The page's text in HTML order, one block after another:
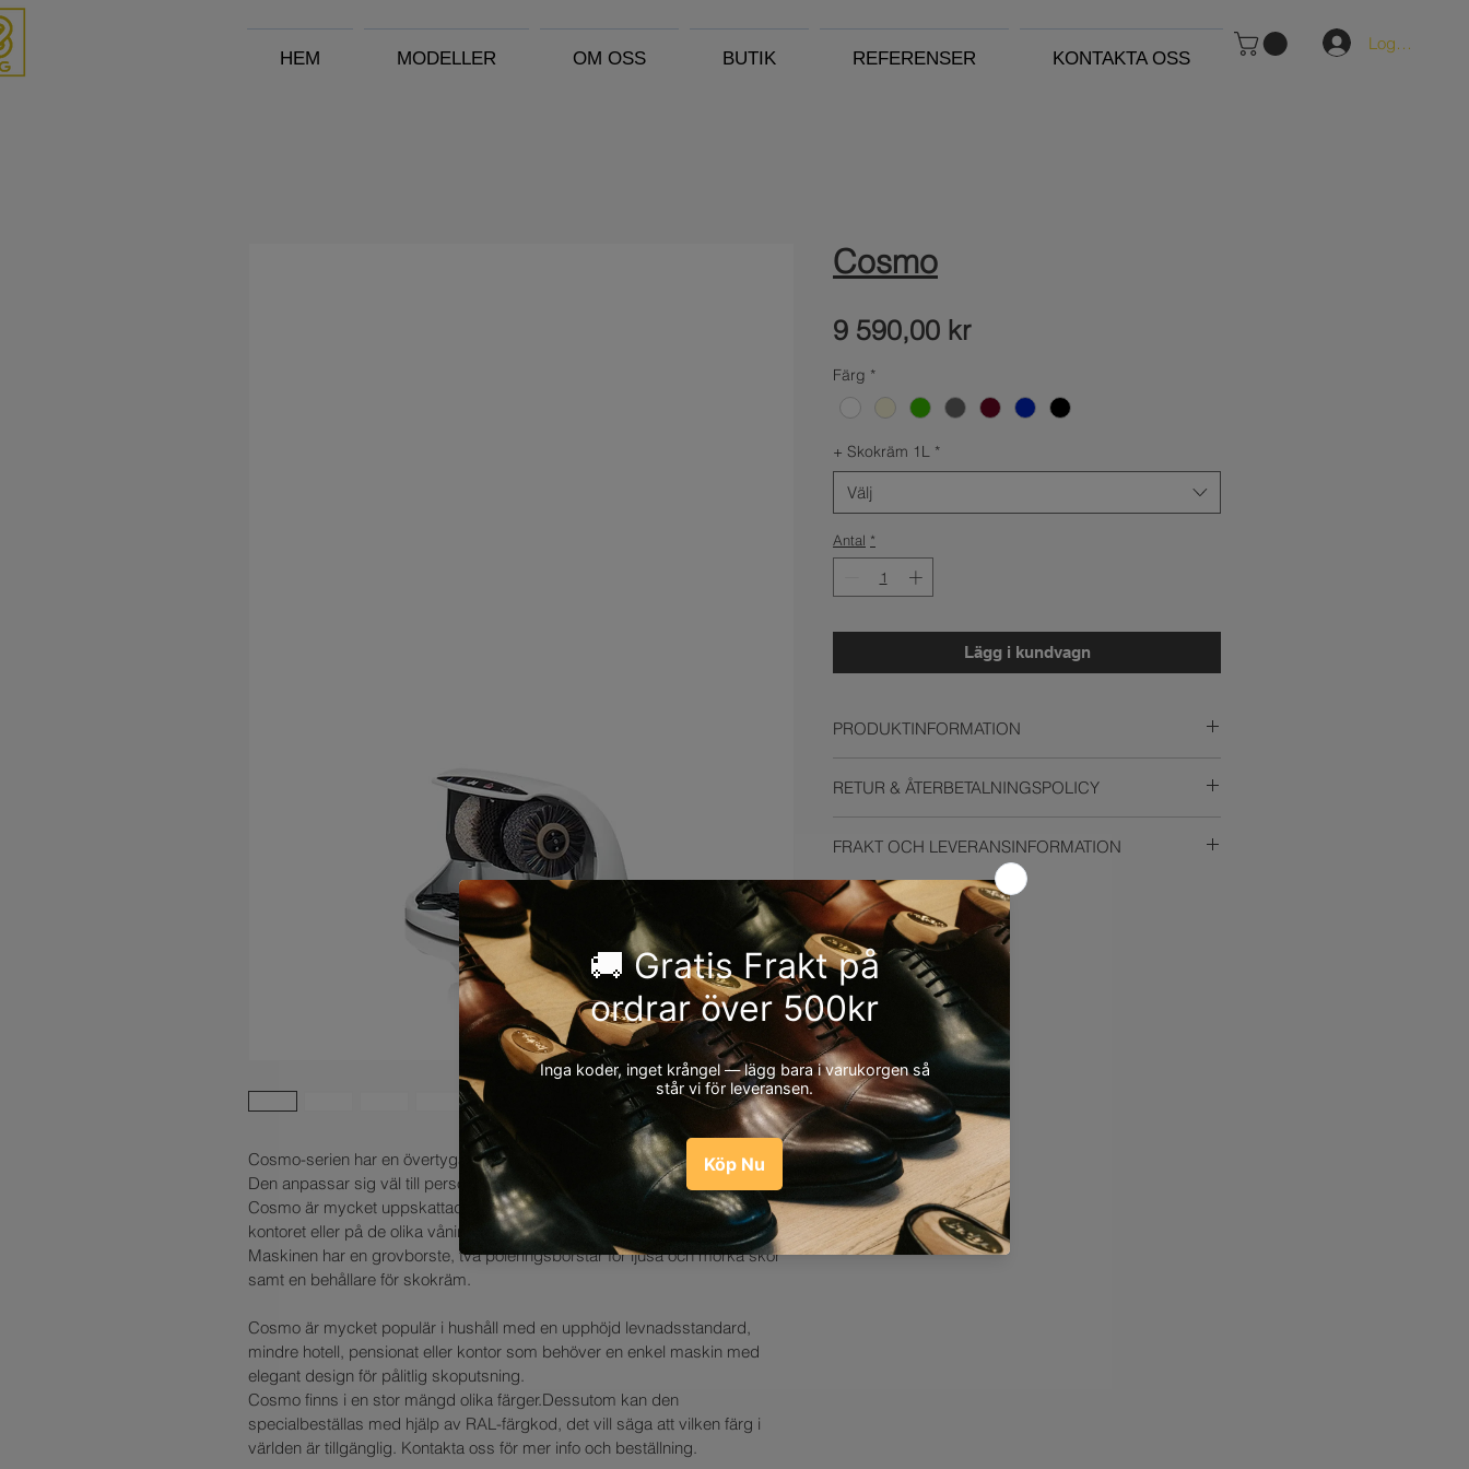
HEM MODELLER OM OSS BUTIK REFERENSER KONTAKTA OSS
Logga in
Cosmo-serien har en övertygande stil, funktionalitet och kompakthet.
Den anpassar sig väl till personliga inredningsstilar och idéer.
Cosmo är mycket uppskattad för sin fina form och passar perfekt inne på
kontoret eller på de olika våningsplanen.
Maskinen har en grovborste, två poleringsborstar för ljusa och mörka skor
samt en behållare för skokräm.
Cosmo är mycket populär i hushåll med en upphöjd levnadsstandard,
mindre hotell, pensionat eller kontor som behöver en enkel maskin med
elegant design för pålitlig skoputsning.
Cosmo finns i en stor mängd olika färger.Dessutom kan den
specialbeställas med hjälp av RAL-färgkod, det vill säga att vilken färg i
världen är tillgänglig. Kontakta oss för mer info och beställning.
Cosmo
9 590,00 krPris
Färg *
+ Skokräm 1L *
Välj
Antal *
Lägg i kundvagn
PRODUKTINFORMATION
60 cm x 38 cm x 32 cm bredd x djup x
höjd
Skokrämsbehållare
0,75 l med kulventil
Borstar
2 poleringsborstar 1 rengöringsborste
Ø 13 x 7 cm diameter x bredd
Vikt
14 kg netto, 16 kg brutto
Strömförsörjning
230 volt (110 volt valfritt), 130 watt,
1200 rpm
Tryckknapp
Fotsensor med timer
RETUR & ÅTERBETALNINGSPOLICY
Du har självklart rätt att skicka tillbaka din vara till oss
inom ramen för öppet köp, 14 dagar från uthämtat
paket. Fyll i din retursedel som följer med i ditt paket
och använd dig av kod 1-9 för att visa oss
anledningen till din retur. Lägg tillbaka varorna i
påsen/paketet de kom med (om den inte är brukbar
går det givetvis bra med vilken slitstark påse som
helst) tillsammans med din i fyllda retursedel. Förslut
påsen och klistra på din förbetalda kundretur för att få
fri returfrakt. Lämna in påsen hos närmsta postombud.
Glöm ej ditt kvitto från postombudet. På retursedeln
finns även fullständiga instruktioner om hur du går till
väga. När vi har mottagit din retur får du en
returbekräftelse via mail.
FRAKT OCH LEVERANSINFORMATION
FRAKTINFORMATION
Vi använder oss utav olika leverantörer för att försäkra
bästa möjliga frakt till just dig. därför varierar priser
beroende på vilken typ av produkt du beställt och vart
den ska någonstans.
LEVERANSTID PÅ 1-3 DAGAR
Alla ordrar som lagts vardagar innan kl 14:00 skickas
samma dag. Leveranstiden är ca 1-3 arbetsdagar,
men normalt sett så ska din order vara levererad
redan nästkommande vardag.
Skulle din order inte kunna skickas i tid t.ex. på grund
av fel kontaktar vi dig och du har då rätt att häva ditt
köp.